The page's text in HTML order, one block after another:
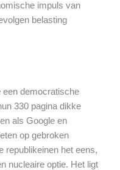
impuls van
belasting
een democratische
330 pagina dikke
als Google en
op gebroken
republikeinen het eens,
nucleaire optie. Het ligt